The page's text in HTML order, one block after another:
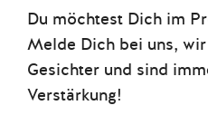
Du möchtest Dich im
Melde Dich bei uns,
Gesichter und sind
Verstärkung!